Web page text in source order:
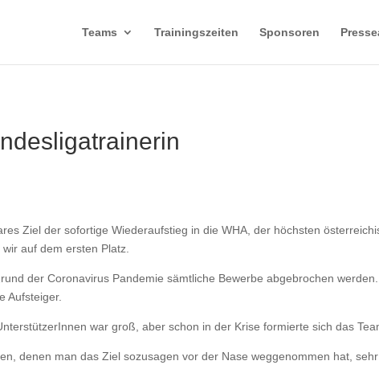
Teams Trainingszeiten Sponsoren
Ziel der sofortige Wiederaufstieg in die WHA, der höchsten
auf dem ersten Platz.
der Coronavirus Pandemie sämtliche Bewerbe abgebrochen
Aufsteiger.
war groß, aber schon in der Krise formierte sich das
denen man das Ziel sozusagen vor der Nase weggenommen hat,